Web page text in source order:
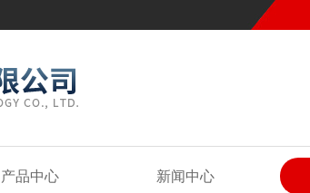
产品中心 新闻中心